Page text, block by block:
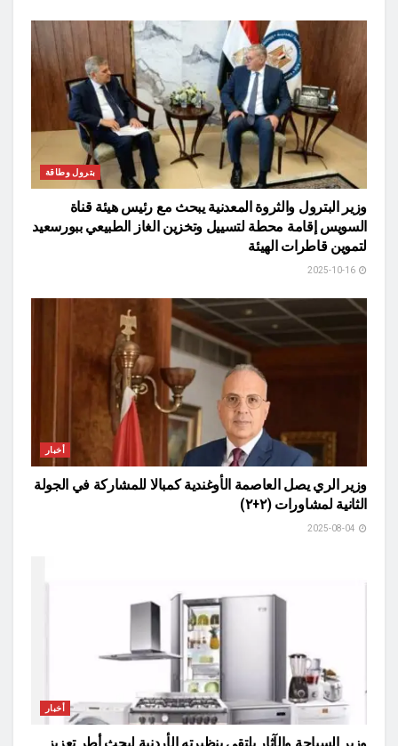
بترول وطاقة
وزير البترول والثروة المعدنية يبحث مع رئيس هيئة قناة
السويس إقامة محطة لتسييل وتخزين الغاز الطبيعي ببورسعيد
لتموين قاطرات الهيئة
أخبار
وزير الري يصل العاصمة الأوغندية كمبالا للمشاركة في الجولة
الثانية لمشاورات (٢+٢)
أخبار